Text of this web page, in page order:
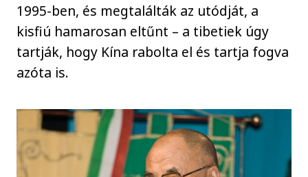
1995-ben, és megtalálták az utódját, a
kisfiú hamarosan eltűnt – a tibetiek úgy
tartják, hogy Kína rabolta el és tartja fogva
azóta is.